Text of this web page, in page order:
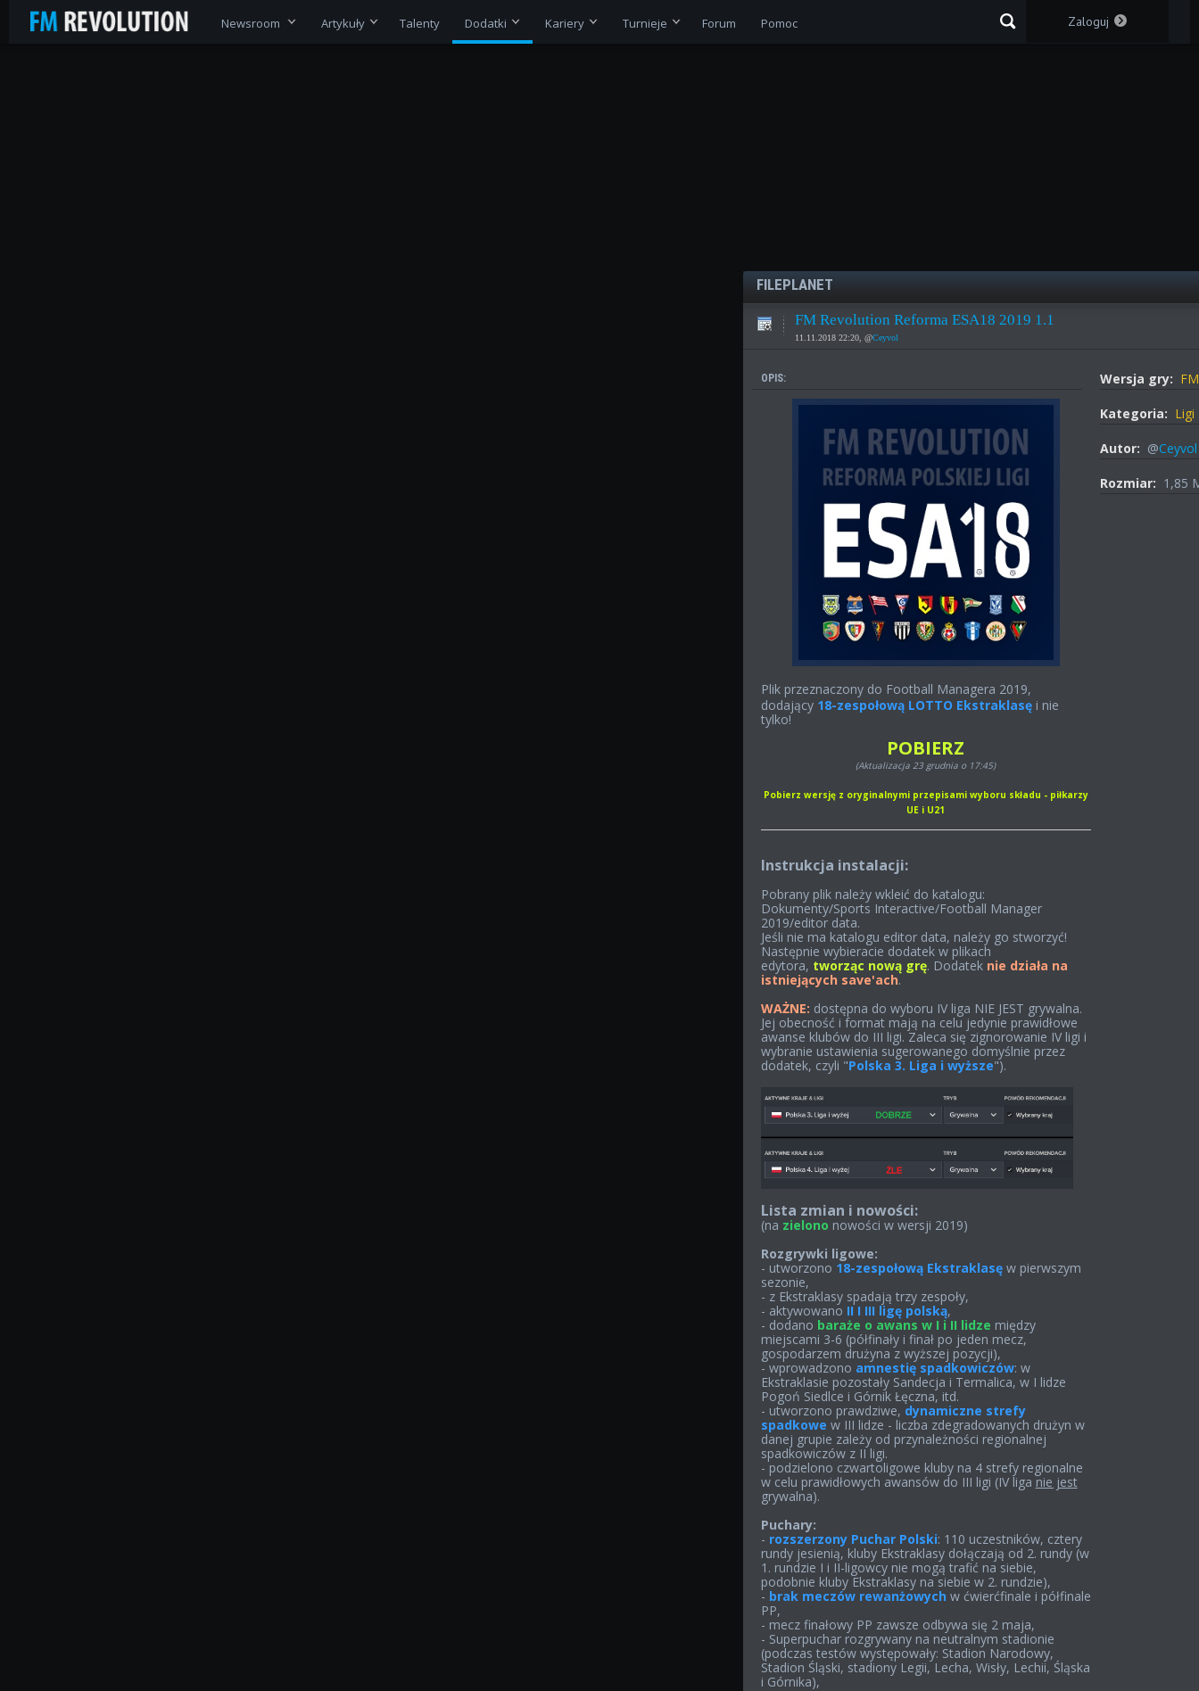
Newsroom Artykuły Talenty Dodatki Kariery Turnieje Forum Pomoc Zaloguj
FILEPLANET
FM Revolution Reforma ESA18 2019 1.1
11.11.2018 22:20, @Ceyvol
OPIS:
Plik przeznaczony do Football Managera 2019,
dodający 18-zespołową LOTTO Ekstraklasęi nie
tylko!
POBIERZ
(Aktualizacja 23 grudnia o 17:45)
Pobierz wersję z oryginalnymi przepisami wyboru składu - piłkarzy
UE i U21
Instrukcja instalacji:
Pobrany plik należy wkleić do katalogu:
Dokumenty/Sports Interactive/Football Manager
2019/editor data.
Jeśli nie ma katalogu editor data, należy go stworzyć!
Następnie wybieracie dodatek w plikach
edytora, tworząc nową grę. Dodatek nie działa na
istniejących save'ach.
WAŻNE: dostępna do wyboru IV liga NIE JEST grywalna.
Jej obecność i format mają na celu jedynie prawidłowe
awanse klubów do III ligi. Zaleca się zignorowanie IV ligi i
wybranie ustawienia sugerowanego domyślnie przez
dodatek, czyli "Polska 3. Liga i wyższe").
Lista zmian i nowości:
(na zielono nowości w wersji 2019)
Rozgrywki ligowe:
- utworzono 18-zespołową Ekstraklasęw pierwszym
sezonie,
- z Ekstraklasy spadają trzy zespoły,
​- aktywowano II I III ligę polską,
- dodano baraże o awans w I i II lidze między
miejscami 3-6 (półfinały i finał po jeden mecz,
gospodarzem drużyna z wyższej pozycji),
- wprowadzono amnestię spadkowiczów: w
Ekstraklasie pozostały Sandecja i Termalica, w I lidze
Pogoń Siedlce i Górnik Łęczna, itd.
- utworzono prawdziwe, dynamiczne strefy
spadkowe w III lidze - liczba zdegradowanych drużyn w
danej grupie zależy od przynależności regionalnej
spadkowiczów z II ligi.
- podzielono czwartoligowe kluby na 4 strefy regionalne
w celu prawidłowych awansów do III ligi (IV liganie jest
grywalna).
Puchary:
- rozszerzony Puchar Polski: 110 uczestników, cztery
rundy jesienią, kluby Ekstraklasy dołączają od 2. rundy (w
1. rundzie I i II-ligowcy nie mogą trafić na siebie,
podobnie kluby Ekstraklasy na siebie w 2. rundzie),
- brak meczów rewanżowych w ćwierćfinale i półfinale
PP,
- mecz finałowy PP zawsze odbywa się 2 maja,
- Superpuchar rozgrywany na neutralnym stadionie
(podczas testów występowały: Stadion Narodowy,
Stadion Śląski, stadiony Legii, Lecha, Wisły, Lechii, Śląska
i Górnika),
Wersja gry:
Kategoria: Ligi
Autor: @Ceyvol
Rozmiar: 1,85